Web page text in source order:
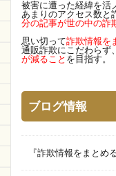
Jonesshop
CICIBELLA
電子レンジ
エイプリルフール
ファーストデー
無料相談
Parade
製
被害に遭った経緯を活
あまりのアクセス数と
分の記事が世の中の詐
思い切って詐欺情報を
通販詐欺にこだわらず
が減ること を目指す。
ブログ情報
『詐欺情報をまとめ